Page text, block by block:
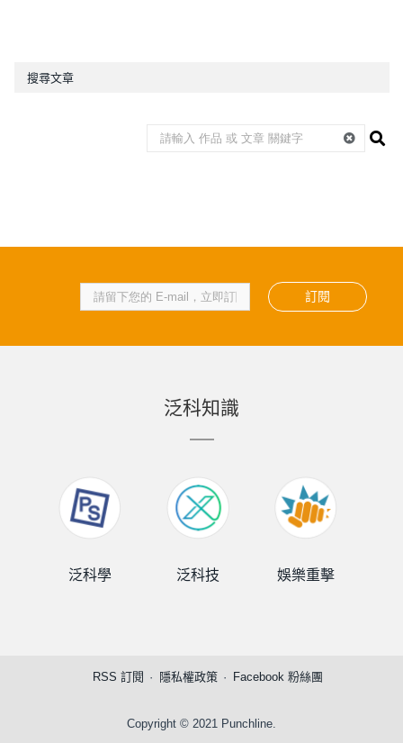
搜尋文章
訂閱
泛科知識
泛科學 泛科技 娛樂重擊
RSS 訂閱 隱私權政策 Facebook 粉絲團
Copyright © 2021 Punchline.